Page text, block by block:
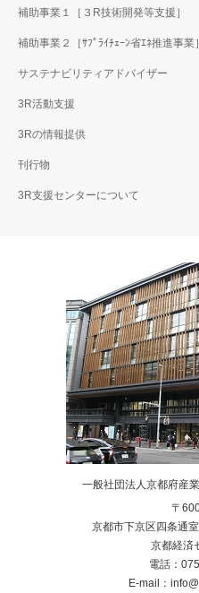
補助事業１［３R技術開発等支援］
補助事業２［ｻﾌﾟﾗｲﾁｪｰﾝ省ｴﾈ推進事業］
サステナビリティアドバイザー
3R活動支援
3Rの情報提供
刊行物
3R支援センターについて
一般社団法人京都府産
〒
京都市下京区四条通
京都経済
電話：
E-mail：